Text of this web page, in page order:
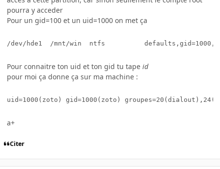
pourra y acceder
Pour un gid=100 et un uid=1000 on met ça
/dev/hde1  /mnt/win  ntfs
Pour connaitre ton uid et ton gid tu tape id
pour moi ça donne ça sur ma machine :
a+
Citer